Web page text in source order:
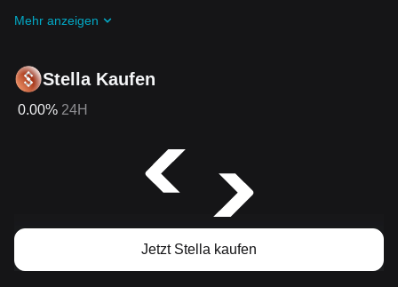
Mehr anzeigen
Stella Kaufen
0.00% 24H
Jetzt Stella kaufen